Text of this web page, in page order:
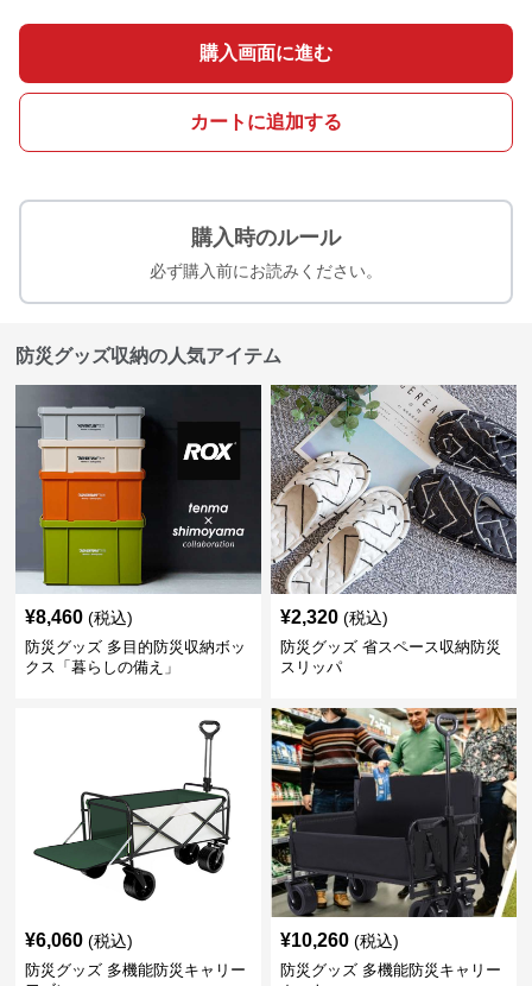
購入画面に進む
カートに追加する
購入時のルール
必ず購入前にお読みください。
防災グッズ収納の人気アイテム
¥8,460 (税込)
防災グッズ 多目的防災収納ボッ
クス「暮らしの備え」
¥2,320 (税込)
防災グッズ 省スペース収納防災
スリッパ
¥6,060 (税込)
防災グッズ 多機能防災キャリー
¥10,260 (税込)
防災グッズ 多機能防災キャリー